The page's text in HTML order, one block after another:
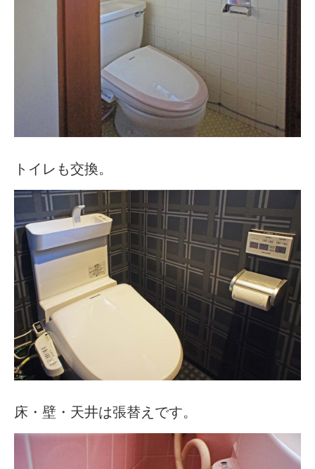
トイレも交換。
床・壁・天井は張替えです。